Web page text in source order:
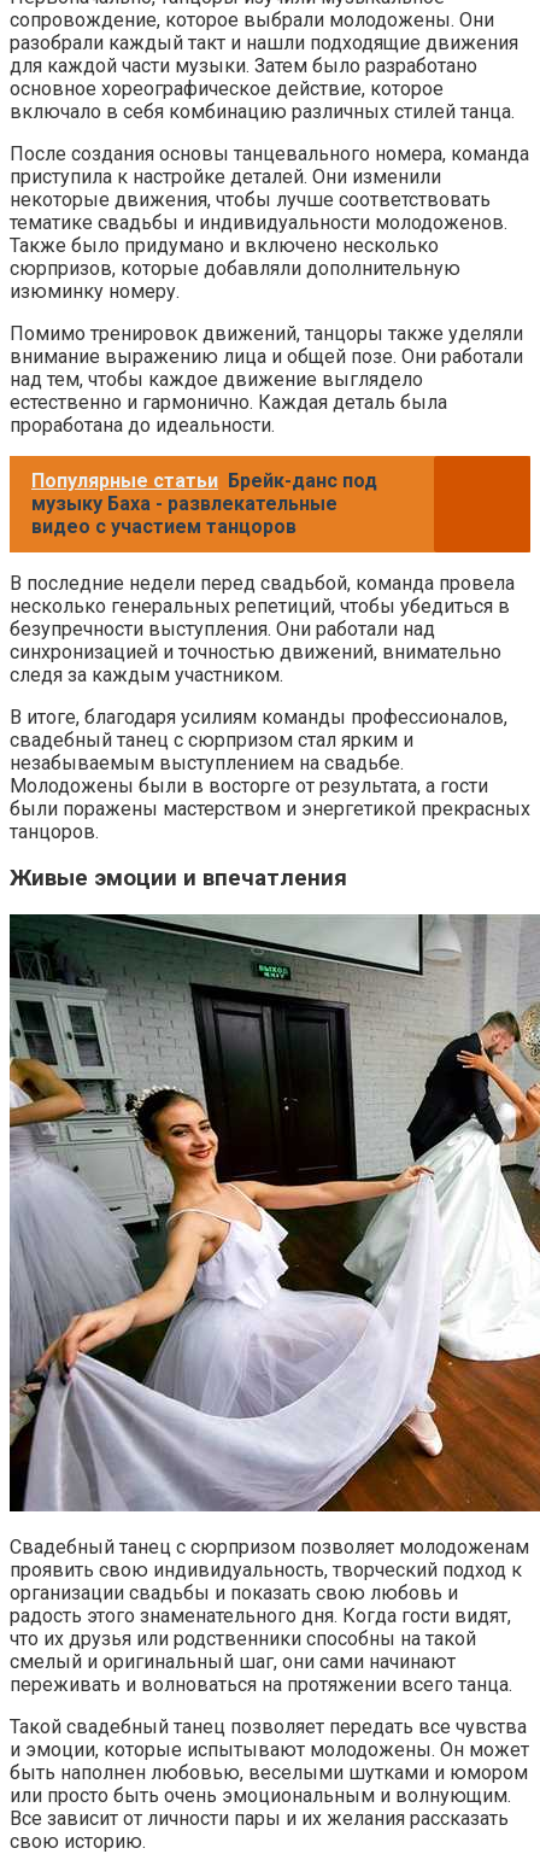
сопровождение, которое выбрали молодожены. Они
разобрали каждый такт и нашли подходящие движения
для каждой части музыки. Затем было разработано
основное хореографическое действие, которое
включало в себя комбинацию различных стилей танца.
После создания основы танцевального номера, команда
приступила к настройке деталей. Они изменили
некоторые движения, чтобы лучше соответствовать
тематике свадьбы и индивидуальности молодоженов.
Также было придумано и включено несколько
сюрпризов, которые добавляли дополнительную
изюминку номеру.
Помимо тренировок движений, танцоры также уделяли
внимание выражению лица и общей позе. Они работали
над тем, чтобы каждое движение выглядело
естественно и гармонично. Каждая деталь была
проработана до идеальности.
Популярные статьи Брейк-данс под
музыку Баха - развлекательные
видео с участием танцоров
В последние недели перед свадьбой, команда провела
несколько генеральных репетиций, чтобы убедиться в
безупречности выступления. Они работали над
синхронизацией и точностью движений, внимательно
следя за каждым участником.
В итоге, благодаря усилиям команды профессионалов,
свадебный танец с сюрпризом стал ярким и
незабываемым выступлением на свадьбе.
Молодожены были в восторге от результата, а гости
были поражены мастерством и энергетикой прекрасных
танцоров.
Живые эмоции и впечатления
Свадебный танец с сюрпризом позволяет молодоженам
проявить свою индивидуальность, творческий подход к
организации свадьбы и показать свою любовь и
радость этого знаменательного дня. Когда гости видят,
что их друзья или родственники способны на такой
смелый и оригинальный шаг, они сами начинают
переживать и волноваться на протяжении всего танца.
Такой свадебный танец позволяет передать все чувства
и эмоции, которые испытывают молодожены. Он может
быть наполнен любовью, веселыми шутками и юмором
или просто быть очень эмоциональным и волнующим.
Все зависит от личности пары и их желания рассказать
свою историю.